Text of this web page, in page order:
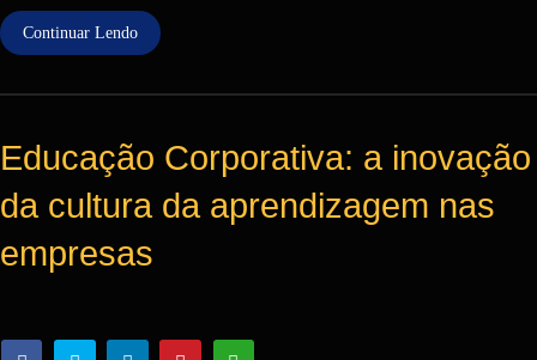
Continuar Lendo
Educação Corporativa: a inovação
da cultura da aprendizagem nas
empresas